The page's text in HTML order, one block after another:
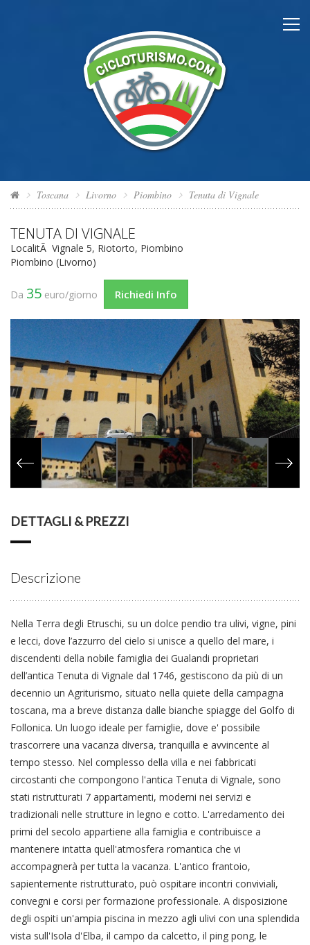
Toscana Livorno Piombino Tenuta di Vignale
TENUTA DI VIGNALE
LocalitÃ Vignale 5, Riotorto, Piombino
Piombino (Livorno)
Da 35 euro/giorno Richiedi Info
DETTAGLI & PREZZI
Descrizione
Nella Terra degli Etruschi, su un dolce pendio tra ulivi, vigne, pini
e lecci, dove l’azzurro del cielo si unisce a quello del mare, i
discendenti della nobile famiglia dei Gualandi proprietari
dell’antica Tenuta di Vignale dal 1746, gestiscono da più di un
decennio un Agriturismo, situato nella quiete della campagna
toscana, ma a breve distanza dalle bianche spiagge del Golfo di
Follonica. Un luogo ideale per famiglie, dove e' possibile
trascorrere una vacanza diversa, tranquilla e avvincente al
tempo stesso. Nel complesso della villa e nei fabbricati
circostanti che compongono l'antica Tenuta di Vignale, sono
stati ristrutturati 7 appartamenti, moderni nei servizi e
tradizionali nelle strutture in legno e cotto. L'arredamento dei
primi del secolo appartiene alla famiglia e contribuisce a
mantenere intatta quell'atmosfera romantica che vi
accompagnerà per tutta la vacanza. L'antico frantoio,
sapientemente ristrutturato, può ospitare incontri conviviali,
convegni e corsi per formazione professionale. A disposizione
degli ospiti un'ampia piscina in mezzo agli ulivi con una splendida
vista sull'Isola d'Elba, il campo da calcetto, il ping pong, le